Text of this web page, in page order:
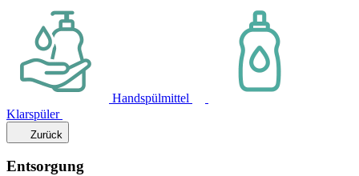
Handspülmittel
Klarspüler
Zurück
Entsorgung